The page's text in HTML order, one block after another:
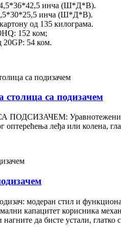
инча (Ш*Д*В).
инча (Ш*Д*В).
од 135 килограма.
152 ком;
54 ком.
столица са подизачем
Уравнотежени
оптерећења леђа или колена,
модеран стил и
капацитет корисника
да бисте устали,